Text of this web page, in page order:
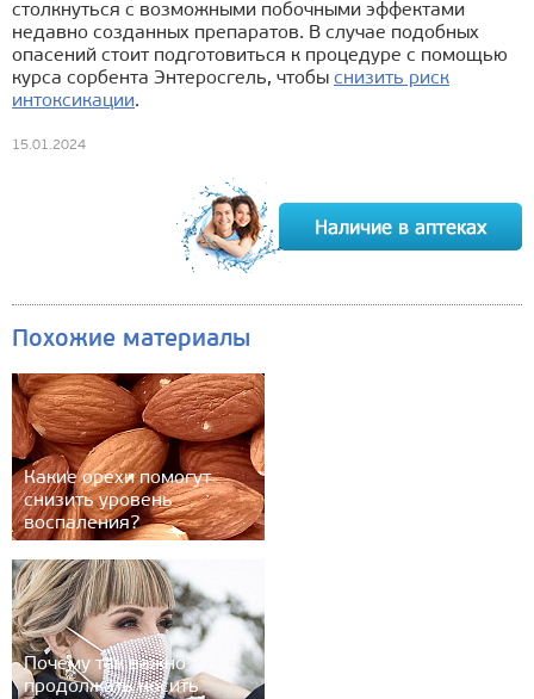
столкнуться с возможными побочными эффектами
недавно созданных препаратов. В случае подобных
опасений стоит подготовиться к процедуре с помощью
курса сорбента Энтеросгель, чтобы снизить риск
интоксикации.
15.01.2024
Похожие материалы
Какие орехи помогут
снизить уровень
воспаления?
Почему так важно
продолжать носить